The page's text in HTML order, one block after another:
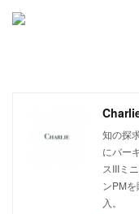
知の探
にバー
スIIIミ
ンPM
入。